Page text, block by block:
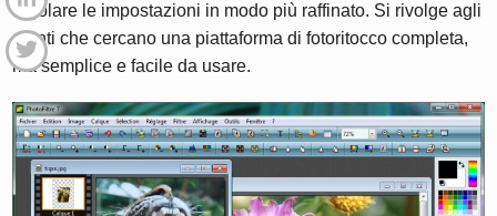
regolare le impostazioni in modo più raffinato. Si rivolge agli
utenti che cercano una piattaforma di fotoritocco completa,
ma semplice e facile da usare.